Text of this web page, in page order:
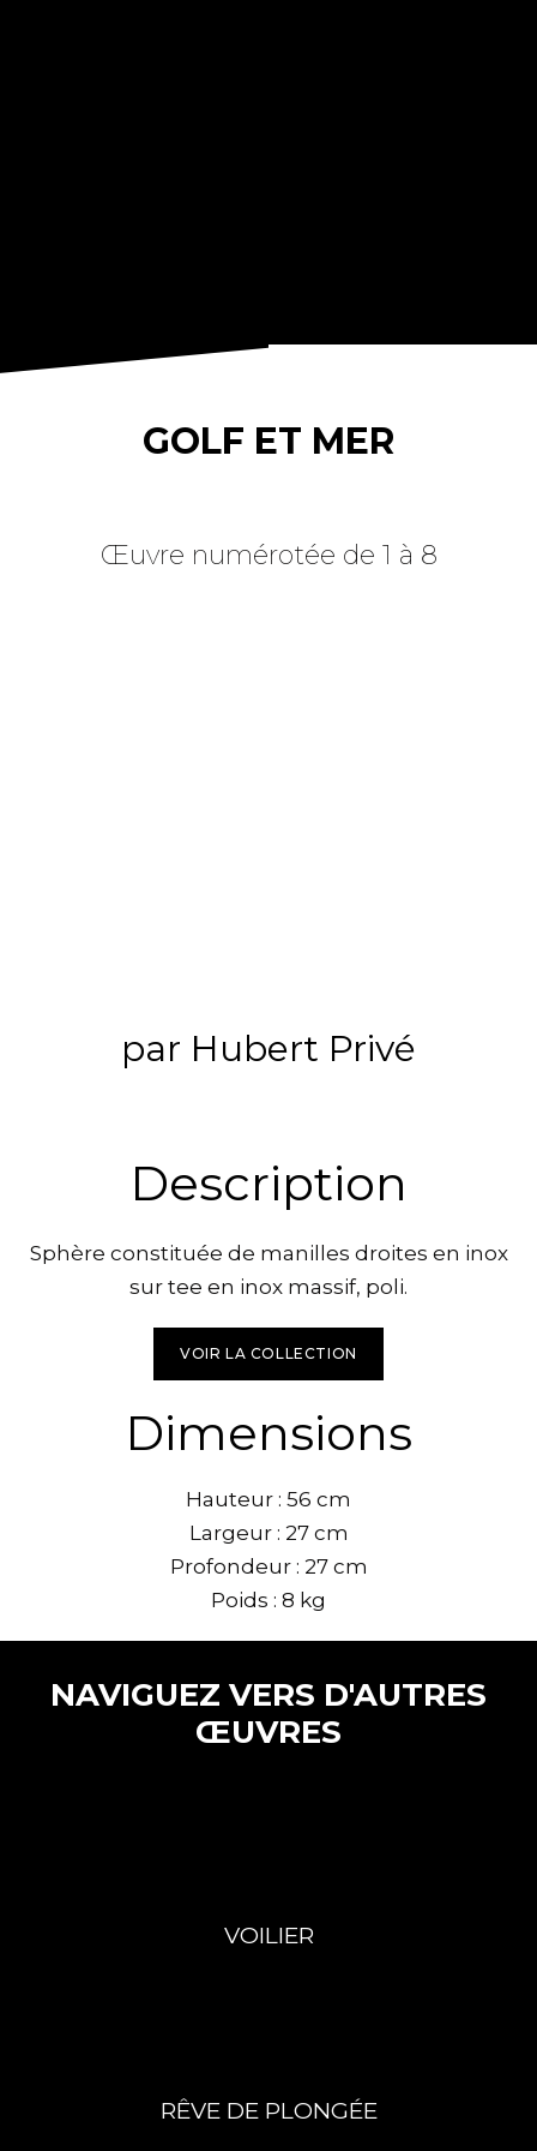
GOLF ET MER
Œuvre numérotée de 1 à 8
par Hubert Privé
Description
Sphère constituée de manilles droites en inox
sur tee en inox massif, poli.
VOIR LA COLLECTION
Dimensions
Hauteur : 56 cm
Largeur : 27 cm
Profondeur : 27 cm
Poids : 8 kg
NAVIGUEZ VERS D'AUTRES
ŒUVRES
VOILIER
RÊVE DE PLONGÉE